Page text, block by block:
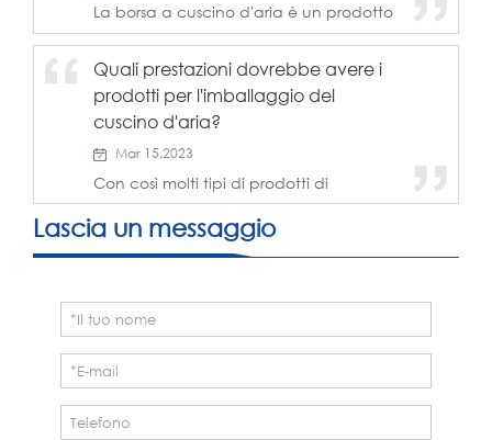
La borsa a cuscino d'aria è un prodotto
della nuova era nello sviluppo
dell'industria dell'imballaggio della
protezione dei cuscini. È un materiale
da imballaggio con cuscino riciclabile
che sostituisce gradualmente il primo
Quali prestazioni dovrebbe avere i
prodotti per l'imballaggio del
cuscino d'aria?
Mar 15,2023
Con così molti tipi di prodotti di
imballaggio a cuscino d'aria sul
mercato, quale ha le migliori prestazioni
di ammortizzazione per proteggere
prima di tutto sotto...
Lascia un messaggio